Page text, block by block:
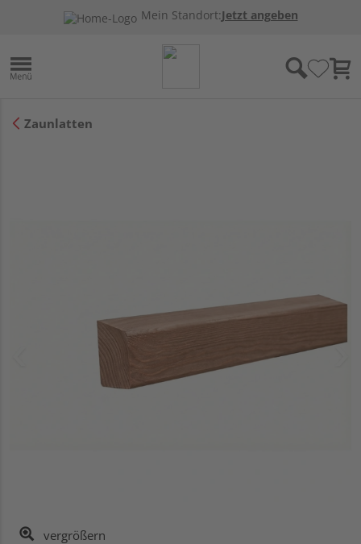
Mein Standort:Jetzt angeben
Zaunlatten
vergrößern